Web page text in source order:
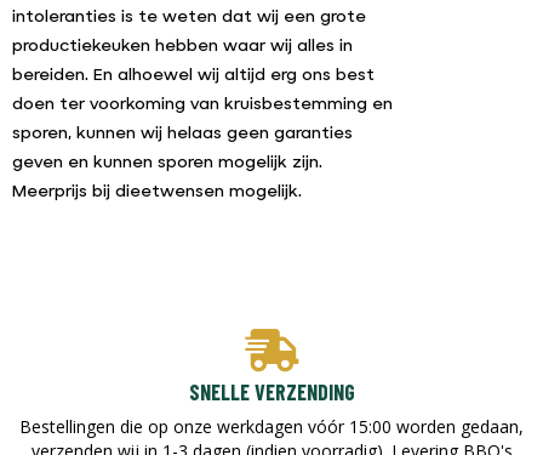
intoleranties is te weten dat wij een grote
productiekeuken hebben waar wij alles in
bereiden. En alhoewel wij altijd erg ons best
doen ter voorkoming van kruisbestemming en
sporen, kunnen wij helaas geen garanties
geven en kunnen sporen mogelijk zijn.
Meerprijs bij dieetwensen mogelijk.
SNELLE VERZENDING
Bestellingen die op onze werkdagen vóór 15:00 worden gedaan,